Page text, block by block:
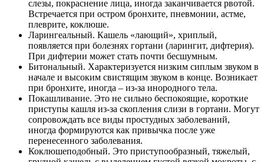
слезы, покраснение лица, иногда заканчивается рвотой.
Встречается при остром бронхите, пневмонии, астме,
плеврите, коклюше.
Ларингеальный. Кашель «лающий», хриплый,
появляется при болезнях гортани (ларингит, дифтерия).
При дифтерии может стать почти бесшумным.
Битональный. Характеризуется низким сиплым звуком в
начале и высоким свистящим звуком в конце. Возникает
при бронхите, иногда – из-за инородного тела.
Покашливание. Это не сильно беспокоящие, короткие
приступы кашля из-за скопления слизи в гортани. Могут
сопровождать все виды простудных заболеваний,
иногда формируются как привычка после уже
перенесенного заболевания.
Коклюшеподобный. Это приступообразный, тяжелый,